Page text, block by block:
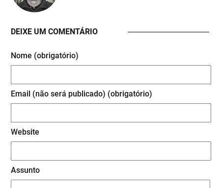
DEIXE UM COMENTÁRIO
Nome (obrigatório)
Email (não será publicado) (obrigatório)
Website
Assunto